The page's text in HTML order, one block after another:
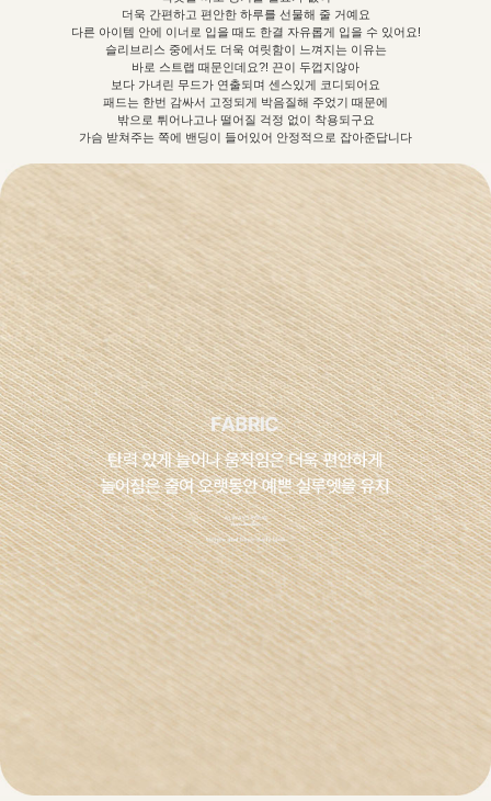
더욱 간편하고 편안한 하루를 선물해 줄 거예요
다른 아이템 안에 이너로 입을 때도 한결 자유롭게 입을 수 있어요!
슬리브리스 중에서도 더욱 여릿함이 느껴지는 이유는
바로 스트랩 때문인데요?! 끈이 두껍지않아
보다 가녀린 무드가 연출되며 센스있게 코디되어요
패드는 한번 감싸서 고정되게 박음질해 주었기 때문에
밖으로 튀어나고나 떨어질 걱정 없이 착용되구요
가슴 받쳐주는 쪽에 밴딩이 들어있어 안정적으로 잡아준답니다